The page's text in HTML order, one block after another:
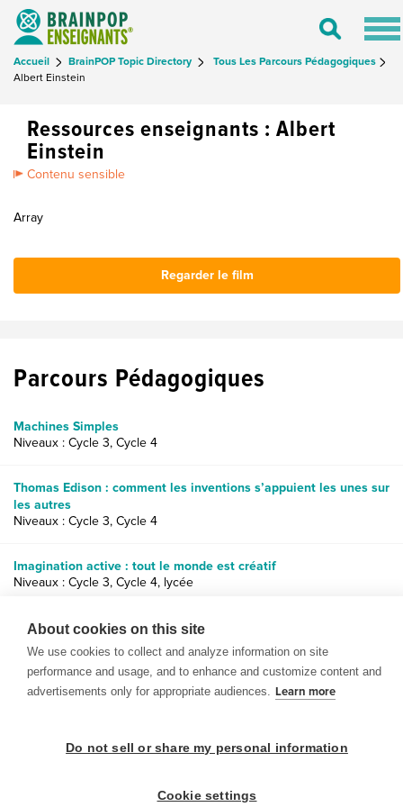
Toggle
Accueil BrainPOP Topic Directory
Tous Les Parcours Pédagogiques
Albert Einstein
Ressources enseignants : Albert
Einstein
Contenu sensible
Array
Regarder le film
Parcours Pédagogiques
Machines Simples
Niveaux : Cycle 3, Cycle 4
Thomas Edison : comment les inventions s’appuient les unes sur
les autres
Niveaux : Cycle 3, Cycle 4
Imagination active : tout le monde est créatif
Niveaux : Cycle 3, Cycle 4, lycée
Expo-sciences : planifier des projets avec BrainPOP
Niveaux : Cycle 3, Cycle 4, lycée
About cookies on this site
We use cookies to collect and analyze information on site
performance and usage, and to enhance and customize content and
advertisements only for appropriate audiences. Learn more
Do not sell or share my personal information
Cookie settings